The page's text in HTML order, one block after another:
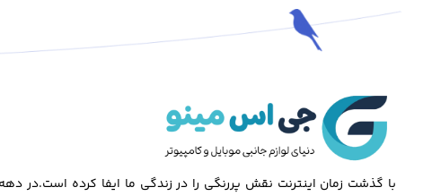
با گذشت زمان اینترنت نقش پررنگی را در زندگی ما ایفا کرده است.در